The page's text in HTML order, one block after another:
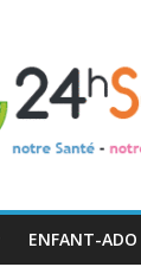
ENFANT-ADO